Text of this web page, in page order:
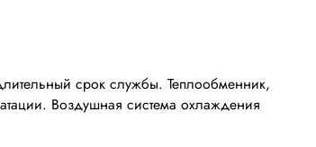
срок службы. Теплообменник,
Воздушная система охлаждения